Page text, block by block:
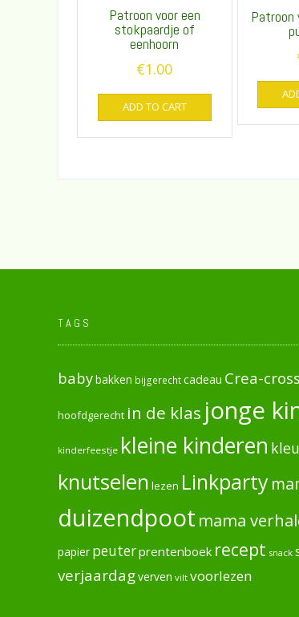
Patroon voor een
stokpaardje of
eenhoorn
€1.00
ADD TO CART
Patroon
TAGS
babybakken bijgerechtcadeau Crea-cross
hoofdgerecht in de klas jonge
kinderfeestje kleine kinderen
knutselen lezen Linkparty
duizendpoot mama
papier peuterprentenboek recept snack
verjaardagverven vilt voorlezen